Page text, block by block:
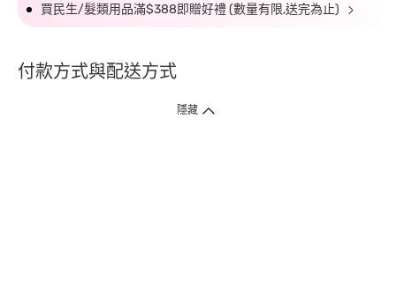
買民生/髮類用品滿$388即贈好禮 (數量有限,送完為止)
付款方式與配送方式
隱藏